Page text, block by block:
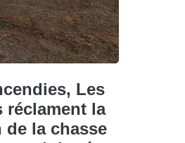
Les
réclament la
la chasse